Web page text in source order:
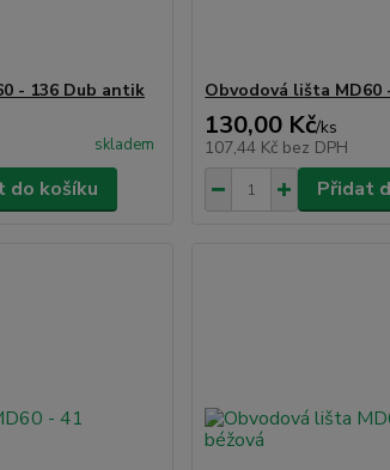
- 136 Dub antik
skladem
do košíku
Obvodová lišta MD60
130,00 Kč/ks
107,44 Kč bez DPH
Přidat